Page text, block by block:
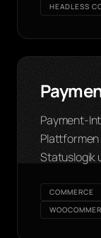
HEADLESS
Payment-
Plattformen
Statuslogik
COMMERCE